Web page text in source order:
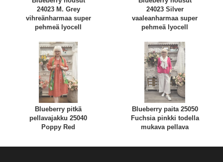
24023 M. Grey
vihreänharmaa super
pehmeä lyocell
24023 Silver
vaaleanharmaa super
pehmeä lyocell
Blueberry pitkä
pellavajakku 25040
Poppy Red
Blueberry paita 25050
Fuchsia pinkki todella
mukava pellava